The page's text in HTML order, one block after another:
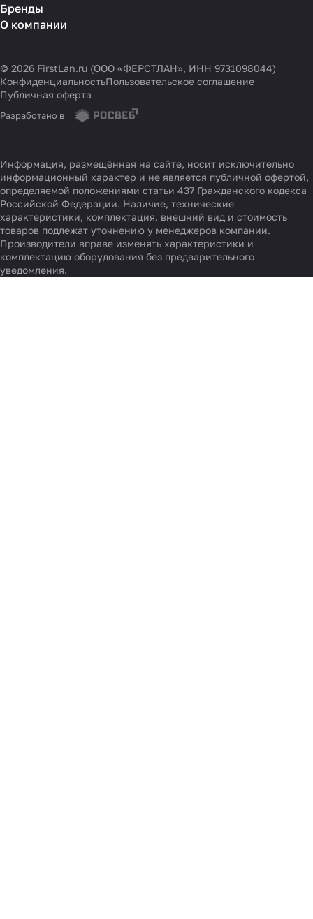
Бренды
О компании
© 2026 FirstLan.ru (ООО «ФЕРСТЛАН», ИНН 9731098044)
КонфиденциальностьПользовательское соглашение
Публичная оферта
Разработано в
Информация, размещённая на сайте, носит исключительно
информационный характер и не является публичной офертой,
определяемой положениями статьи 437 Гражданского кодекса
Российской Федерации. Наличие, технические
характеристики, комплектация, внешний вид и стоимость
товаров подлежат уточнению у менеджеров компании.
Производители вправе изменять характеристики и
комплектацию оборудования без предварительного
уведомления.